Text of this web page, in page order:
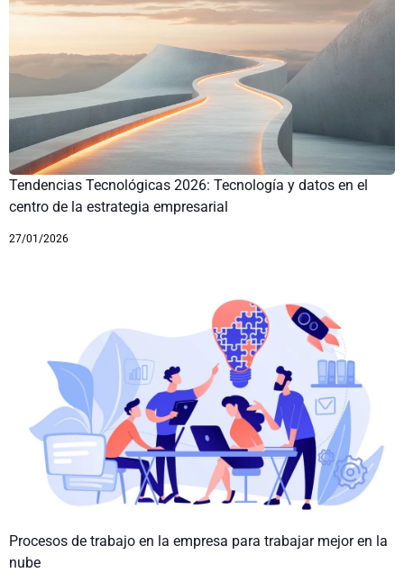
Tendencias Tecnológicas 2026: Tecnología y datos en el
centro de la estrategia empresarial
27/01/2026
Procesos de trabajo en la empresa para trabajar mejor en la
nube